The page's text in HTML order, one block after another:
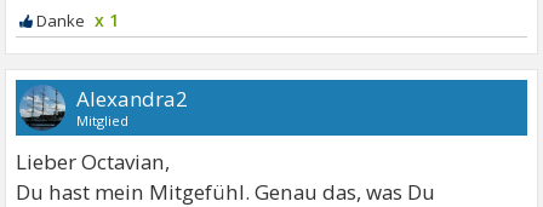
x 1
Alexandra2
Mitglied
Lieber Octavian,
Du hast mein Mitgefühl. Genau das, was Du